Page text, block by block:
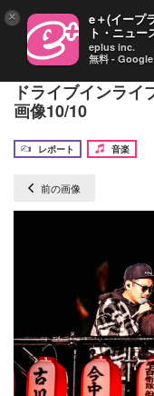
ベリーグッドマ
ドライブインラ
画像10/10
レポート
音楽
前の画像
× e＋(イープ
ト・ニュー
eplus inc.
無料 -